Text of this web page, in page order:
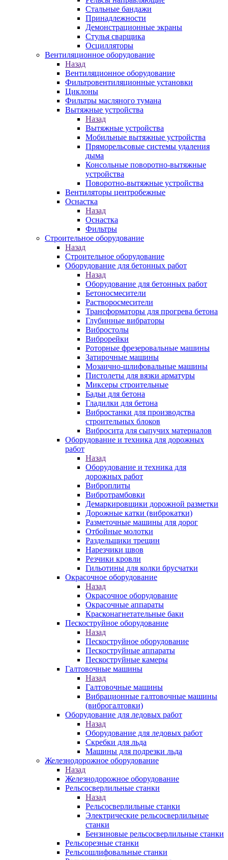
Стальные бандажи
Принадлежности
Демонстрационные экраны
Стулья сварщика
Осцилляторы
Вентиляционное оборудование
Назад
Вентиляционное оборудование
Фильтровентиляционные установки
Циклоны
Фильтры масляного тумана
Вытяжные устройства
Назад
Вытяжные устройства
Мобильные вытяжные устройства
Пряморельсовые системы удаления
дыма
Консольные поворотно-вытяжные
устройства
Поворотно-вытяжные устройства
Вентиляторы центробежные
Оснастка
Назад
Оснастка
Фильтры
Строительное оборудование
Назад
Строительное оборудование
Оборудование для бетонных работ
Назад
Оборудование для бетонных работ
Бетоносмесители
Растворосмесители
Трансформаторы для прогрева бетона
Глубинные вибраторы
Вибростолы
Виброрейки
Роторные фрезеровальные машины
Затирочные машины
Мозаично-шлифовальные машины
Пистолеты для вязки арматуры
Миксеры строительные
Бадьи для бетона
Гладилки для бетона
Вибростанки для производства
строительных блоков
Вибросита для сыпучих материалов
Оборудование и техника для дорожных
работ
Назад
Оборудование и техника для
дорожных работ
Виброплиты
Вибротрамбовки
Демаркировщики дорожной разметки
Дорожные катки (виброкатки)
Разметочные машины для дорог
Отбойные молотки
Раздельщики трещин
Нарезчики швов
Резчики кровли
Гильотины для колки брусчатки
Окрасочное оборудование
Назад
Окрасочное оборудование
Окрасочные аппараты
Красконагнетательные баки
Пескоструйное оборудование
Назад
Пескоструйное оборудование
Пескоструйные аппараты
Пескоструйные камеры
Галтовочные машины
Назад
Галтовочные машины
Вибрационные галтовочные машины
(виброгалтовки)
Оборудование для ледовых работ
Назад
Оборудование для ледовых работ
Скребки для льда
Машины для подрезки льда
Железнодорожное оборудование
Назад
Железнодорожное оборудование
Рельсосверлильные станки
Назад
Рельсосверлильные станки
Электрические рельсосверлильные
станки
Бензиновые рельсосверлильные станки
Рельсорезные станки
Рельсошлифовальные станки